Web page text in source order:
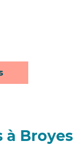
à Broyes